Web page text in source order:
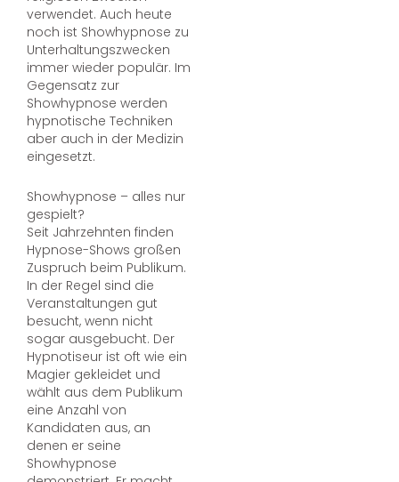
verwendet. Auch heute
noch ist Showhypnose zu
Unterhaltungszwecken
immer wieder populär. Im
Gegensatz zur
Showhypnose werden
hypnotische Techniken
aber auch in der Medizin
eingesetzt.
Showhypnose – alles nur
gespielt?
Seit Jahrzehnten finden
Hypnose-Shows großen
Zuspruch beim Publikum.
In der Regel sind die
Veranstaltungen gut
besucht, wenn nicht
sogar ausgebucht. Der
Hypnotiseur ist oft wie ein
Magier gekleidet und
wählt aus dem Publikum
eine Anzahl von
Kandidaten aus, an
denen er seine
Showhypnose